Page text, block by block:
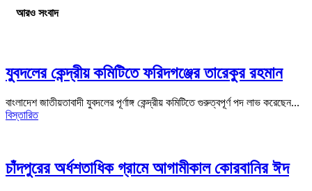
আরও সংবাদ
যুবদলের কেন্দ্রীয় কমিটিতে ফরিদগঞ্জের তারেকুর রহমান
বাংলাদেশ জাতীয়তাবাদী যুবদলের পূর্ণাঙ্গ কেন্দ্রীয় কমিটিতে গুরুত্বপূর্ণ পদ লাভ করেছেন...
বিস্তারিত
চাঁদপুরের অর্ধশতাধিক গ্রামে আগামীকাল কোরবানির ঈদ